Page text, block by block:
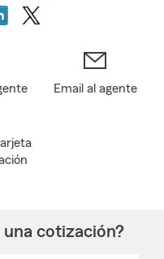
Email al agente
cotización?